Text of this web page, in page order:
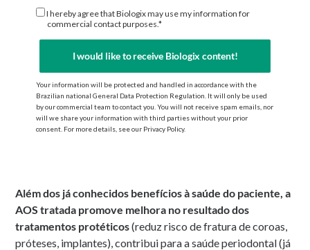
I hereby agree that Biologix may use my information for
commercial contact purposes.*
I would like to receive Biologix content!
Your information will be protected and handled in accordance with the
Brazilian national General Data Protection Regulation. It will only be used
by our commercial team to contact you. You will not receive spam emails, nor
will we share your information with third parties without your prior
consent. For more details, see our Privacy Policy.
Além dos já conhecidos benefícios à saúde do paciente, a
AOS tratada promove melhora no resultado dos
tratamentos protéticos(reduz risco de fratura de coroas,
próteses, implantes), contribui para a saúde periodontal (já